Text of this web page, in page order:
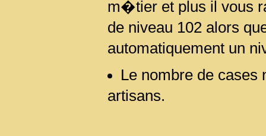
m�tier et plus il vous
de niveau 102 alors
automatiquement un
Le nombre de cases
artisans.